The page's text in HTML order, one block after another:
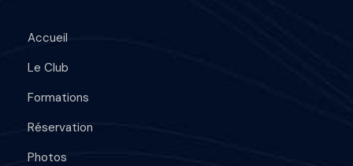
Accueil
Le Club
Formations
Réservation
Photos